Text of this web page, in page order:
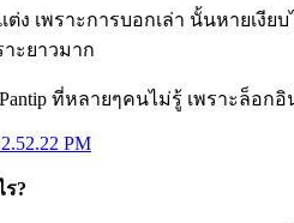
ต่ง เพราะการบอกเล่า นั้นหายเ
าะยาวมาก
ที่หลายๆคนไม่รู้ เพราะล็อกอิ
ร?